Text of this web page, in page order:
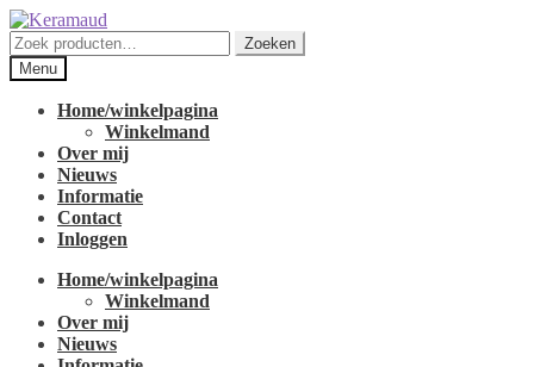
Ga
door
naar
navigatie
Ga
naar
de
inhoud
Zoeken
naar:
Zoeken
Menu
Home/winkelpagina
Winkelmand
Over mij
Nieuws
Informatie
Contact
Inloggen
Home/winkelpagina
Winkelmand
Over mij
Nieuws